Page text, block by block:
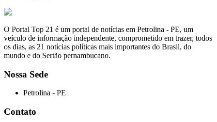
O Portal Top 21 é um portal de notícias em Petrolina - PE, um
veículo de informação independente, comprometido em trazer, todos
os dias, as 21 notícias políticas mais importantes do Brasil, do
mundo e do Sertão pernambucano.
Nossa Sede
Petrolina - PE
Contato